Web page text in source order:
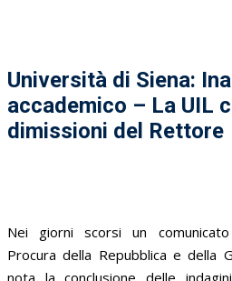
Università di Siena:
accademico – La UIL
dimissioni del Rettore
Nei giorni scorsi un
Procura della Repubblica e della